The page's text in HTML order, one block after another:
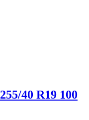
255/40 R19 100